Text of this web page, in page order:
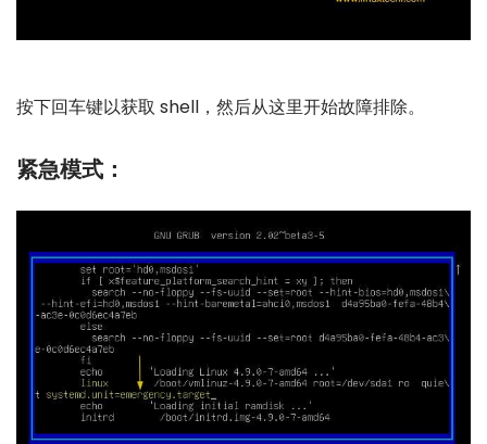
按下回车键以获取 shell，然后从这里开始故障排除。
紧急模式：